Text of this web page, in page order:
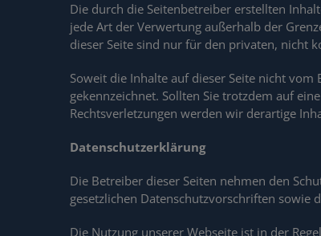
Die durch die Seitenbetreiber erstellten
jede Art der Verwertung außerhalb der
dieser Seite sind nur für den privaten, nicht
Soweit die Inhalte auf dieser Seite nicht
gekennzeichnet. Sollten Sie trotzdem auf
Rechtsverletzungen werden wir derartige
Datenschutzerklärung
Die Betreiber dieser Seiten nehmen den
gesetzlichen Datenschutzvorschriften sowie
Die Nutzung unserer Webseite ist in der